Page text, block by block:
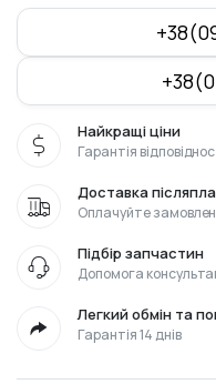
Найкращі ціни
Гарантія
Доставка
Оплачуйте
Підбір запчастин
Допомога
Легкий обмін та
Гарантія 14 днів